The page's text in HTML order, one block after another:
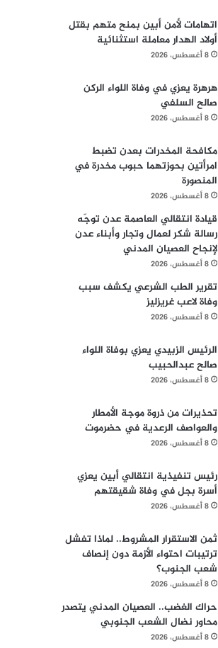
اتهامات لأمن أبين بمنح متهم بقتل
أولاد الهدار معاملة استثنائية
8 أغسطس، 2026
هرهرة يعزي في وفاة اللواء الركن
صالح السلفي
8 أغسطس، 2026
مكافحة المخدرات بعدن تضبط
امرأتين بحوزتهما حبوب مخدرة في
المنصورة
8 أغسطس، 2026
قيادة انتقالي العاصمة عدن توجّه
رسالة شكر لعمال وتجار وأبناء عدن
لإنجاح العصيان المدني
8 أغسطس، 2026
تقرير الطب الشرعي يكشف سبب
وفاة لاعب غريزليز
8 أغسطس، 2026
الرئيس الزبيدي يعزي بوفاة اللواء
صالح عبدالحبيب
8 أغسطس، 2026
تحذيرات من ذروة موجة الأمطار
والعواصف الرعدية في حضرموت
8 أغسطس، 2026
رئيس تنفيذية انتقالي أبين يعزي
أسرة بجل في وفاة شقيقتهم
8 أغسطس، 2026
ثمن الاستقرار المشروط.. لماذا تفشل
ترتيبات احتواء الأزمة دون إنصاف
شعب الجنوب؟
8 أغسطس، 2026
حراك الغضب.. العصيان المدني يتصدر
محاور نضال الشعب الجنوبي
8 أغسطس، 2026